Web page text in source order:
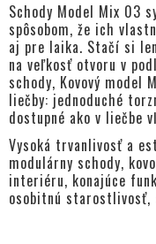
Schody Model Mix 03
spôsobom, že ich
aj pre laika. Stačí si
na veľkosť otvoru v
schody, Kovový model
liečby: jednoduché
dostupné ako v liečbe
Vysoká trvanlivosť a
modulárny schody,
interiéru, konajúce
osobitnú starostlivosť,